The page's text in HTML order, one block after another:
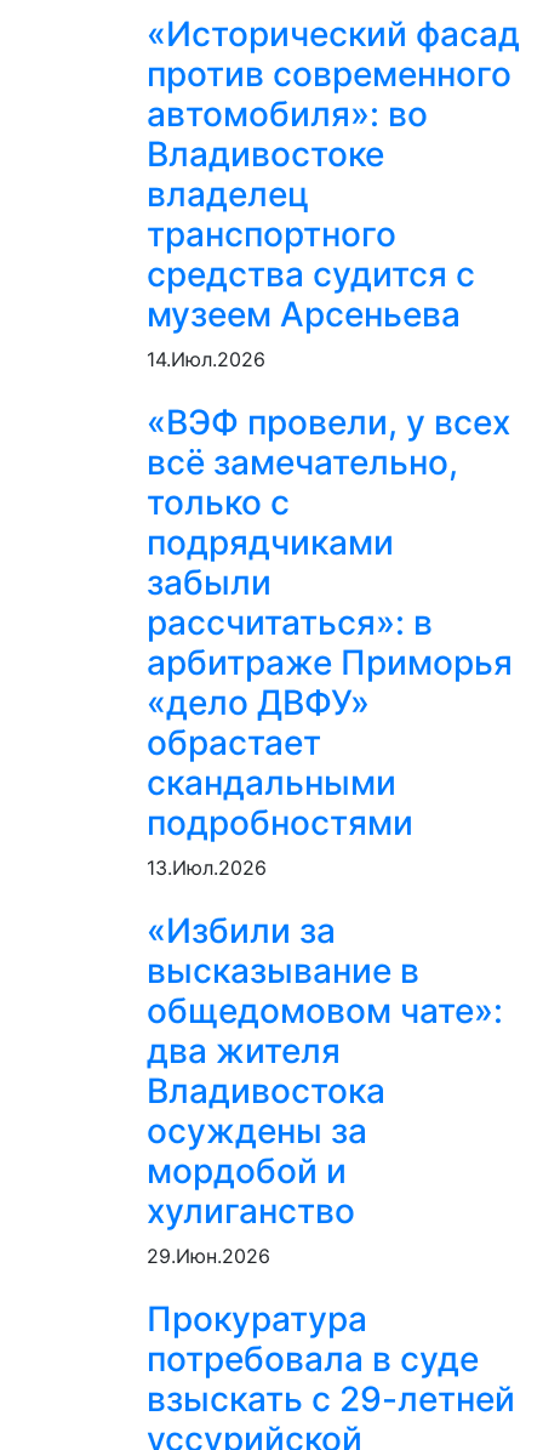
«Исторический фасад
против современного
автомобиля»: во
Владивостоке
владелец
транспортного
средства судится с
музеем Арсеньева
14.Июл.2026
«ВЭФ провели, у всех
всё замечательно,
только с
подрядчиками
забыли
рассчитаться»: в
арбитраже Приморья
«дело ДВФУ»
обрастает
скандальными
подробностями
13.Июл.2026
«Избили за
высказывание в
общедомовом чате»:
два жителя
Владивостока
осуждены за
мордобой и
хулиганство
29.Июн.2026
Прокуратура
потребовала в суде
взыскать с 29-летней
уссурийской